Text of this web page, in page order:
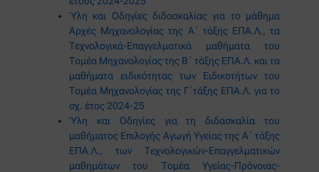
Ύλη και Οδηγίες διδασκαλίας για το μάθημα
Αρχές Μηχανολογίας της Α΄ τάξης ΕΠΑ.Λ., τα
Τεχνολογικά-Επαγγελματικά μαθήματα του
Τομέα Μηχανολογίας της Β΄ τάξης ΕΠΑ.Λ. και τα
μαθήματα ειδικότητας των Ειδικοτήτων του
Τομέα Μηχανολογίας της Γ΄τάξης ΕΠΑ.Λ. για το
σχ. έτος 2024-25
Ύλη και Οδηγίες για τη διδασκαλία του
μαθήματος Επιλογής Αγωγή Υγείας της Α΄ τάξης
ΕΠΑ.Λ., των Τεχνολογικών-Επαγγελματικών
μαθημάτων του Τομέα Υγείας-Πρόνοιας-